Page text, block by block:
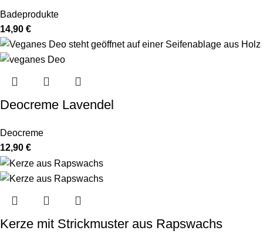
Badeprodukte
14,90 €
Deocreme Lavendel
Deocreme
12,90 €
Kerze mit Strickmuster aus Rapswachs